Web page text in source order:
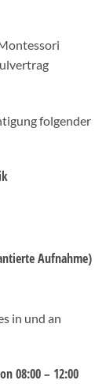
folgender
Aufnahme)
in und an
08:00 – 12:00